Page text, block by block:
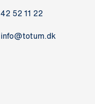
42 52 11 22
info@totum.dk